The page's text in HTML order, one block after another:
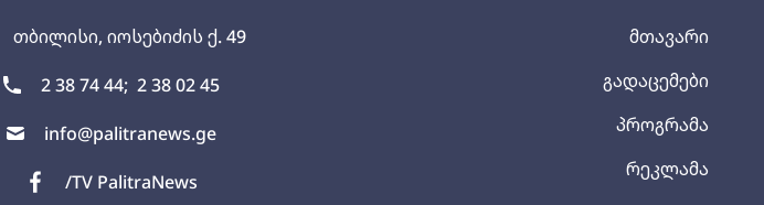
თბილისი, იოსებიძის ქ. 49
2 38 74 44; 2 38 02 45
info@palitranews.ge
/TV PalitraNews
მთავარი
გადაცემები
პროგრამა
რეკლამა